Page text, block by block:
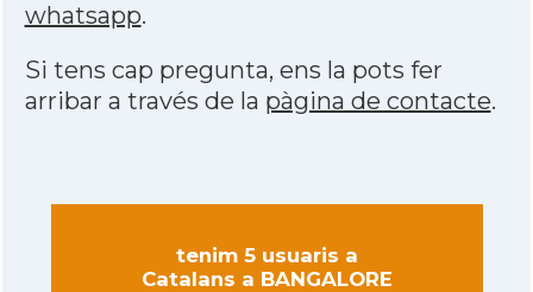
whatsapp.
Si tens cap pregunta, ens la pots fer
arribar a través de la pàgina de contacte.
tenim 5 usuaris a
Catalans a BANGALORE